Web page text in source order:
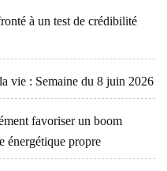
à un test de crédibilité
vie : Semaine du 8 juin 2026
favoriser un boom
énergétique propre